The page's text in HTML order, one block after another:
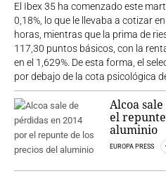
El Ibex 35 ha comenzado este
0,18%, lo que le llevaba a cotizar
horas, mientras que la prima de
117,30 puntos básicos, con la
en el 1,629%. De esta forma, el
por debajo de la cota psicológica
Alcoa
el
aluminio
EUROPA PRESS